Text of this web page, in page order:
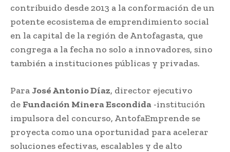
contribuido desde 2013 a la conformación de un
potente ecosistema de emprendimiento social
en la capital de la región de Antofagasta, que
congrega a la fecha no solo a innovadores, sino
también a instituciones públicas y privadas.
ParaJosé Antonio Díaz, director ejecutivo
de Fundación Minera Escondida -institución
impulsora del concurso, AntofaEmprende se
proyecta como una oportunidad para acelerar
soluciones efectivas, escalables y de alto